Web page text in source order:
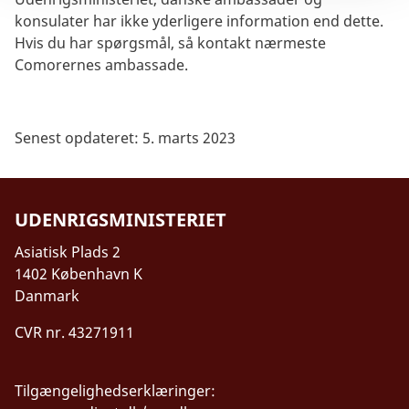
konsulater har ikke yderligere information end dette.
Hvis du har spørgsmål, så kontakt nærmeste
Comorernes ambassade.
Senest opdateret: 5. marts 2023
UDENRIGSMINISTERIET
Asiatisk Plads 2
1402 København K
Danmark
CVR nr. 43271911
Tilgængelighedserklæringer: